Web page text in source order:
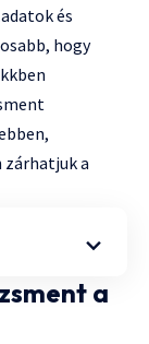
és
hogy
a
a